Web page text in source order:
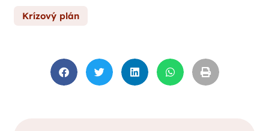
Krízový plán